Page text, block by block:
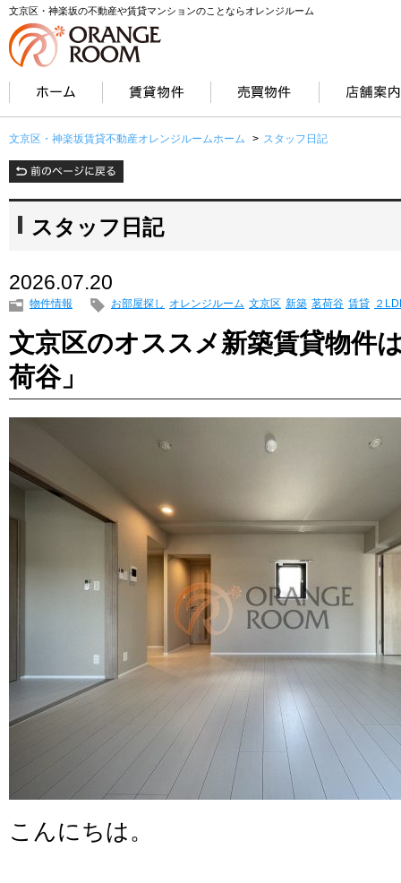
文京区・神楽坂の不動産や賃貸マンションのことならオレンジルーム
文京区・神楽坂賃貸不動産オレンジルームホーム > スタッフ日記
スタッフ日記
2026.07.20
物件情報 お部屋探し オレンジルーム 文京区 新築 茗荷谷 賃貸 ２
文京区のオススメ新築賃貸物件
荷谷」
こんにちは。